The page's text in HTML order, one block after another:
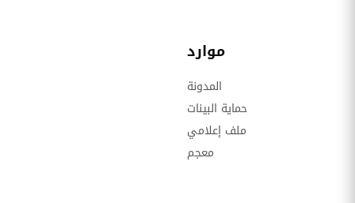
موارد
المدونة
حماية البينات
ملف إعلامي
معجم